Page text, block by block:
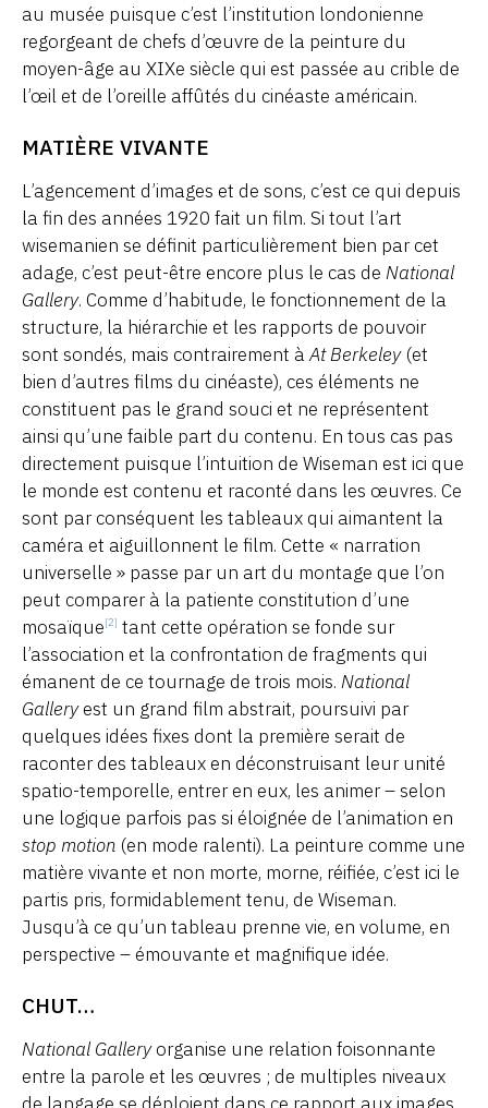
au musée puisque c’est l’institution londonienne
regorgeant de chefs d’œuvre de la peinture du
moyen-âge au XIXe siècle qui est passée au crible de
l’œil et de l’oreille affûtés du cinéaste américain.
MATIÈRE VIVANTE
L’agencement d’images et de sons, c’est ce qui depuis
la fin des années 1920 fait un film. Si tout l’art
wisemanien se définit particulièrement bien par cet
adage, c’est peut-être encore plus le cas de National
Gallery. Comme d’habitude, le fonctionnement de la
structure, la hiérarchie et les rapports de pouvoir
sont sondés, mais contrairement àAt Berkeley(et
bien d’autres films du cinéaste), ces éléments ne
constituent pas le grand souci et ne représentent
ainsi qu’une faible part du contenu. En tous cas pas
directement puisque l’intuition de Wiseman est ici que
le monde est contenu et raconté dans les œuvres. Ce
sont par conséquent les tableaux qui aimantent la
caméra et aiguillonnent le film. Cette « narration
universelle » passe par un art du montage que l’on
peut comparer à la patiente constitution d’une
mosaïque[2] tant cette opération se fonde sur
l’association et la confrontation de fragments qui
émanent de ce tournage de trois mois. National
Galleryest un grand film abstrait, poursuivi par
quelques idées fixes dont la première serait de
raconter des tableaux en déconstruisant leur unité
spatio-temporelle, entrer en eux, les animer – selon
une logique parfois pas si éloignée de l’animation en
stop motion (en mode ralenti). La peinture comme une
matière vivante et non morte, morne, réifiée, c’est ici le
partis pris, formidablement tenu, de Wiseman.
Jusqu’à ce qu’un tableau prenne vie, en volume, en
perspective – émouvante et magnifique idée.
CHUT…
National Galleryorganise une relation foisonnante
entre la parole et les œuvres ; de multiples niveaux